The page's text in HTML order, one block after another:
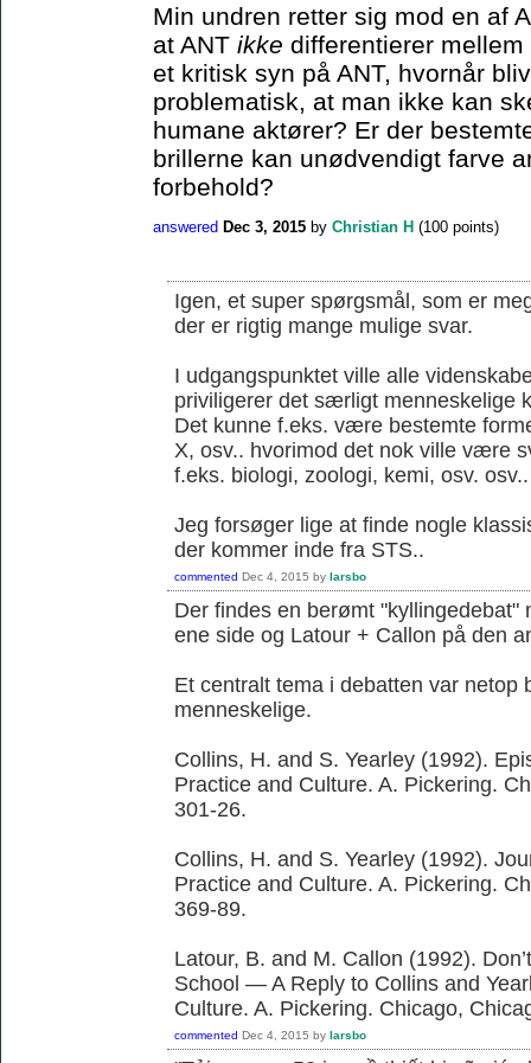
Min undren retter sig mod en af
at ANT ikke differentierer
et kritisk syn på ANT, hvornår
problematisk, at man ikke kan
humane aktører? Er der
brillerne kan unødvendigt farve
forbehold?
answered Dec 3, 2015 by Christian H (100 points)
Igen, et super spørgsmål, som er
der er rigtig mange mulige svar.
I udgangspunktet ville alle
priviligerer det særligt menneskelige
Det kunne f.eks. være bestemte
X, osv.. hvorimod det nok ville være
f.eks. biologi, zoologi, kemi, osv. osv..
Jeg forsøger lige at finde nogle
der kommer inde fra STS..
commented Dec 4, 2015 by larsbo
Der findes en berømt "kyllingedebat"
ene side og Latour + Callon på den
Et centralt tema i debatten var netop
menneskelige.
Collins, H. and S. Yearley (1992).
Practice and Culture. A. Pickering.
301-26.
Collins, H. and S. Yearley (1992).
Practice and Culture. A. Pickering.
369-89.
Latour, B. and M. Callon (1992).
School — A Reply to Collins and
Culture. A. Pickering. Chicago,
commented Dec 4, 2015 by larsbo